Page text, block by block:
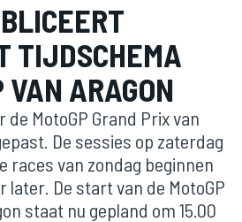
TIJDSCHEMA
VAN ARAGON
MotoGP Grand Prix van
De sessies op zaterdag
races van zondag beginnen
later. De start van de MotoGP
staat nu gepland om 15.00